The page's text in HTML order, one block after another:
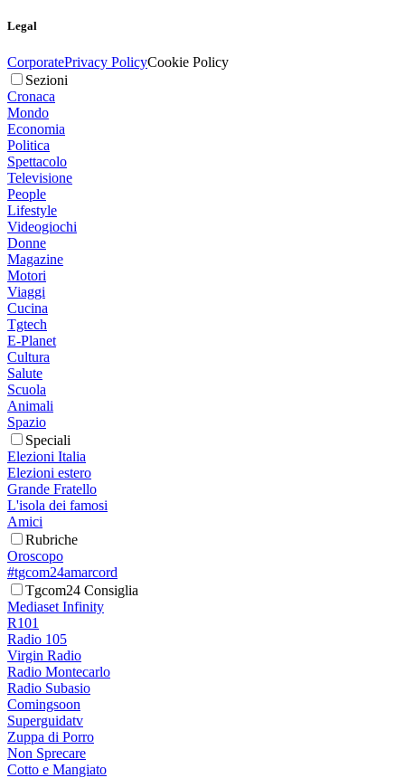
Legal
CorporatePrivacy PolicyCookie Policy
Sezioni
Cronaca
Mondo
Economia
Politica
Spettacolo
Televisione
People
Lifestyle
Videogiochi
Donne
Magazine
Motori
Viaggi
Cucina
Tgtech
E-Planet
Cultura
Salute
Scuola
Animali
Spazio
Speciali
Elezioni Italia
Elezioni estero
Grande Fratello
L'isola dei famosi
Amici
Rubriche
Oroscopo
#tgcom24amarcord
Tgcom24 Consiglia
Mediaset Infinity
R101
Radio 105
Virgin Radio
Radio Montecarlo
Radio Subasio
Comingsoon
Superguidatv
Zuppa di Porro
Non Sprecare
Cotto e Mangiato